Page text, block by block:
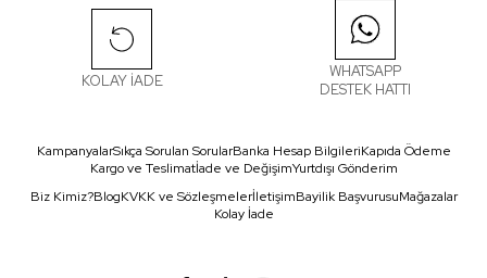
KOLAY İADE
WHATSAPP
DESTEK HATTI
KampanyalarSıkça Sorulan SorularBanka Hesap BilgileriKapıda Ödeme
Kargo ve Teslimatİade ve DeğişimYurtdışı Gönderim
Biz Kimiz?BlogKVKK ve SözleşmelerİletişimBayilik BaşvurusuMağazalar
Kolay İade